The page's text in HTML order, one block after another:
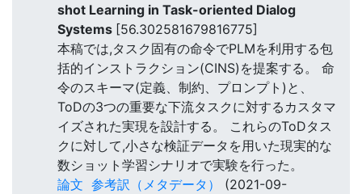
shot Learning in Task-oriented Dialog
Systems [56.302581679816775]
本稿では,タスク固有の命令でPLMを利用する包
括的インストラクション(CINS)を提案する。 命
令のスキーマ(定義、制約、プロンプト)と、
ToDの3つの重要な下流タスクに対するカスタマ
イズされた実現を設計する。 これらのToDタス
クに対して,小さな検証データを用いた現実的な
数ショット学習シナリオで実験を行った。
論文 参考訳（メタデータ）
(2021-09-